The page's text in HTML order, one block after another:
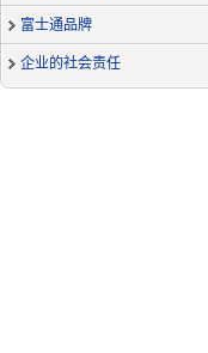
富士通品牌
企业的社会责任